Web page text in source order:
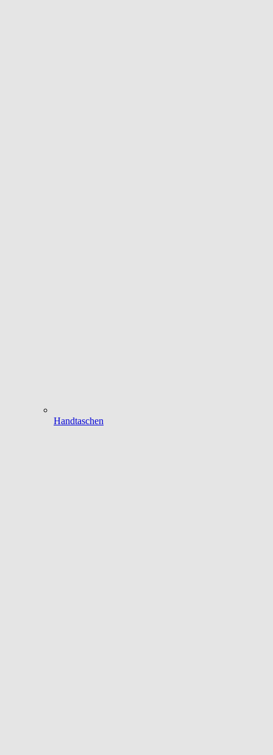
Handtaschen